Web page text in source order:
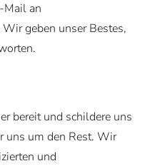
Mail an
Wir geben unser Bestes,
bereit und schildere uns
uns um den Rest. Wir
und